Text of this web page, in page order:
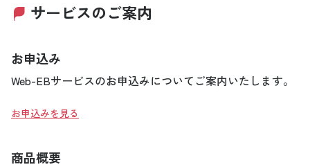
サービスのご案内
お申込み
Web-EBサービスのお申込みについてご案内いたします。
お申込みを見る
商品概要